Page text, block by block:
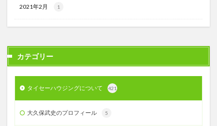
2021年2月 1
カテゴリー
タイセーハウジングについて 421
大久保武史のプロフィール 5